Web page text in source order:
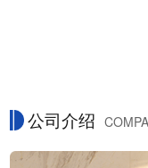
公司介绍